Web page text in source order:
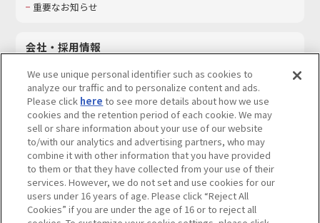
重要なお知らせ
会社・採用情報
採用情報
サステナビリティ
お問い合わせ
ウェブサイトご利用条件 ソーシャルメディアポリシー
個人情報及び特定個人情報等の取り扱いに関する保護方針
We use unique personal identifier such as cookies to
analyze our traffic and to personalize content and ads.
Please click here to see more details about how we use
cookies and the retention period of each cookie. We may
sell or share information about your use of our website
to/with our analytics and advertising partners, who may
combine it with other information that you have provided
to them or that they have collected from your use of their
services. However, we do not set and use cookies for our
users under 16 years of age. Please click “Reject All
Cookies” if you are under the age of 16 or to reject all